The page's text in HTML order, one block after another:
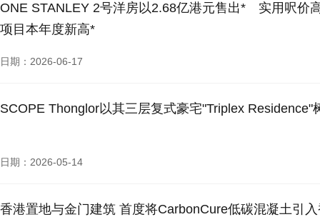
ONE STANLEY 2号洋房以2.68亿港元售出* 实用呎价
项目本年度新高*
日期：2026-06-17
SCOPE Thonglor以其三层复式豪宅"Triplex
日期：2026-05-14
香港置地与金门建筑 首度将CarbonCure低碳混凝土引